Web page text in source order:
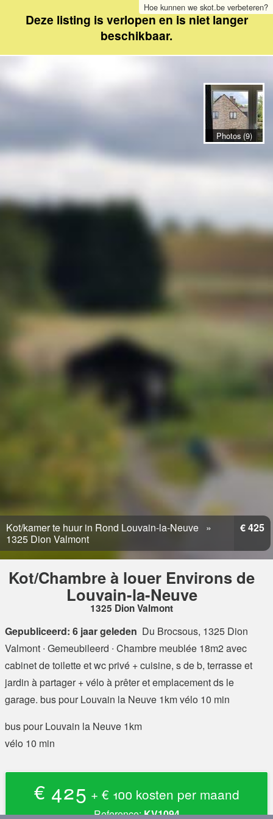
Hoe kunnen we skot.be verbeteren?
Deze listing is verlopen en is niet langer
beschikbaar.
Kot/kamer te huur in Rond Louvain-la-Neuve
1325 Dion Valmont
€ 425
Kot/Chambre à louer Environs de
Louvain-la-Neuve
1325 Dion Valmont
Gepubliceerd: 6 jaar geleden Du Brocsous, 1325 Dion
Valmont ∙ Gemeubileerd ∙ Chambre meublée 18m2 avec
cabinet de toilette et wc privé + cuisine, s de b, terrasse et
jardin à partager + vélo à prêter et emplacement ds le
garage. bus pour Louvain la Neuve 1km vélo 10 min
bus pour Louvain la Neuve 1km
vélo 10 min
€ 425 + € 100 kosten per maand
Reference:KV1094